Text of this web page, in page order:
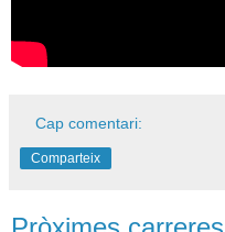
Cap comentari:
Comparteix